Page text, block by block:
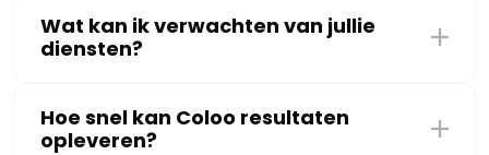
Wat kan ik verwachten van jullie
diensten?
Hoe snel kan Coloo resultaten
opleveren?